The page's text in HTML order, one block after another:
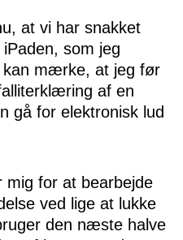
at vi har snakket
som jeg
mærke, at jeg før
af en
gå for elektronisk lud
mig for at bearbejde
ved lige at lukke
den næste halve